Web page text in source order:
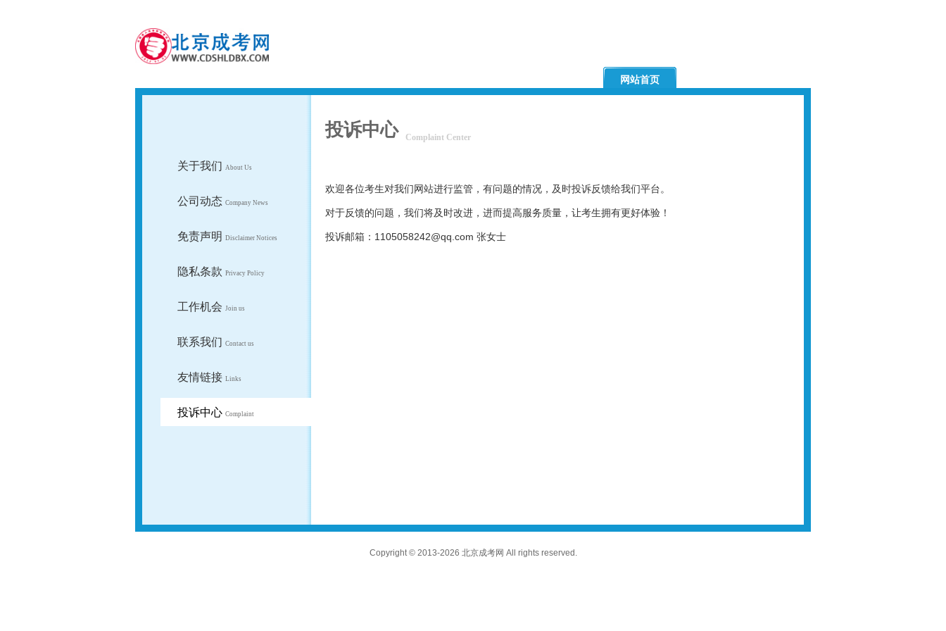
网站首页
关于我们 About Us
公司动态 Company News
免责声明 Disclaimer Notices
隐私条款 Privacy Policy
工作机会 Join us
联系我们 Contact us
友情链接 Links
投诉中心 Complaint
投诉中心 Complaint Center
欢迎各位考生对我们网站进行监管，有问题的情况，及时投诉反馈给我们平台。
对于反馈的问题，我们将及时改进，进而提高服务质量，让考生拥有更好体验！
投诉邮箱：1105058242@qq.com 张女士
Copyright © 2013-2026 北京成考网 All rights reserved.